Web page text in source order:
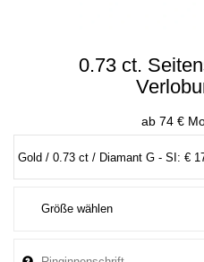
0.73 ct.
ab 74 €